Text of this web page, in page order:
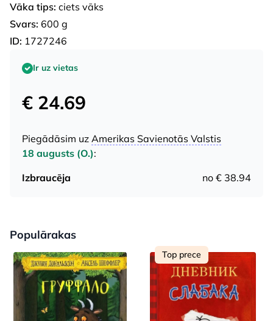
Vāka tips: ciets vāks
Svars: 600 g
ID: 1727246
Ir uz vietas
€ 24.69
Piegādāsim uz Amerikas Savienotās Valstis
18 augusts (O.):
Izbraucēja
no € 38.94
Populārakas
Top prece